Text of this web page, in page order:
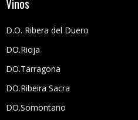
D.O. Ribera del Duero
DO.Rioja
DO.Tarragona
DO.Ribeira Sacra
DO.Somontano